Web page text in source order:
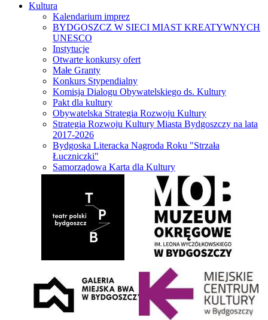
Kultura
Kalendarium imprez
BYDGOSZCZ W SIECI MIAST KREATYWNYCH
UNESCO
Instytucje
Otwarte konkursy ofert
Małe Granty
Konkurs Stypendialny
Komisja Dialogu Obywatelskiego ds. Kultury
Pakt dla kultury
Obywatelska Strategia Rozwoju Kultury
Strategia Rozwoju Kultury Miasta Bydgoszczy na lata
2017-2026
Bydgoska Literacka Nagroda Roku "Strzała
Łuczniczki"
Samorządowa Karta dla Kultury